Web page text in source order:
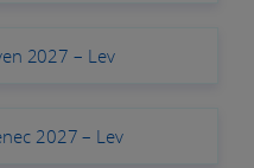
2027 – Lev
2027 – Lev